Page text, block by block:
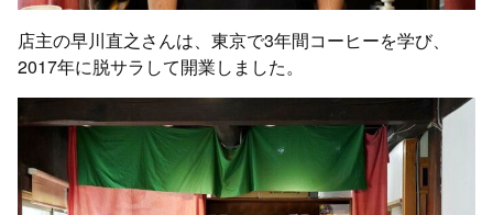
店主の早川直之さんは、東京で3年間コーヒーを学び、
2017年に脱サラして開業しました。